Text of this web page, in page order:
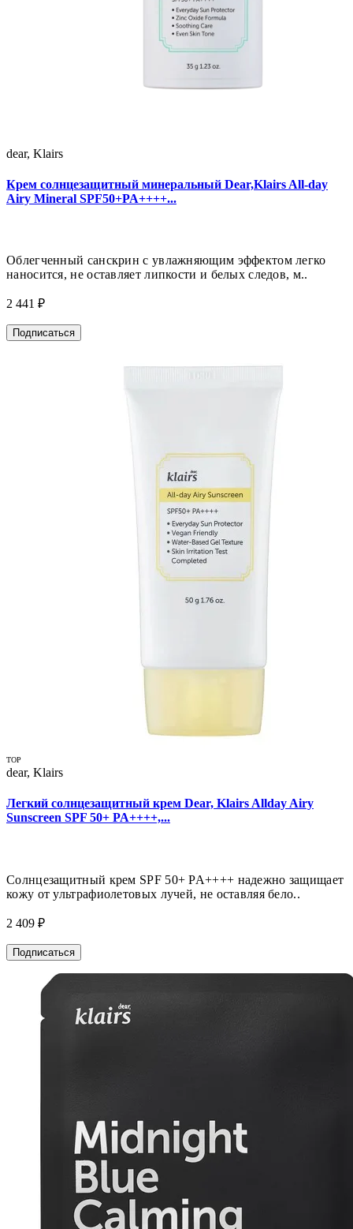
dear, Klairs
Крем солнцезащитный минеральный Dear,Klairs All-day
Airy Mineral SPF50+PA++++...
Облегченный санскрин с увлажняющим эффектом легко
наносится, не оставляет липкости и белых следов, м..
2 441 ₽
Подписаться
TOP
dear, Klairs
Легкий солнцезащитный крем Dear, Klairs Allday Airy
Sunscreen SPF 50+ PA++++,...
Солнцезащитный крем SPF 50+ PA++++ надежно защищает
кожу от ультрафиолетовых лучей, не оставляя бело..
2 409 ₽
Подписаться